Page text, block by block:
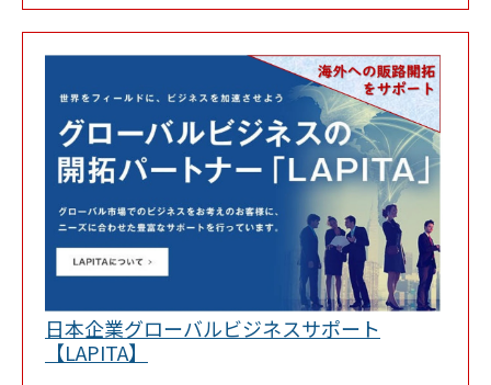
日本企業グローバルビジネスサポート
【LAPITA】